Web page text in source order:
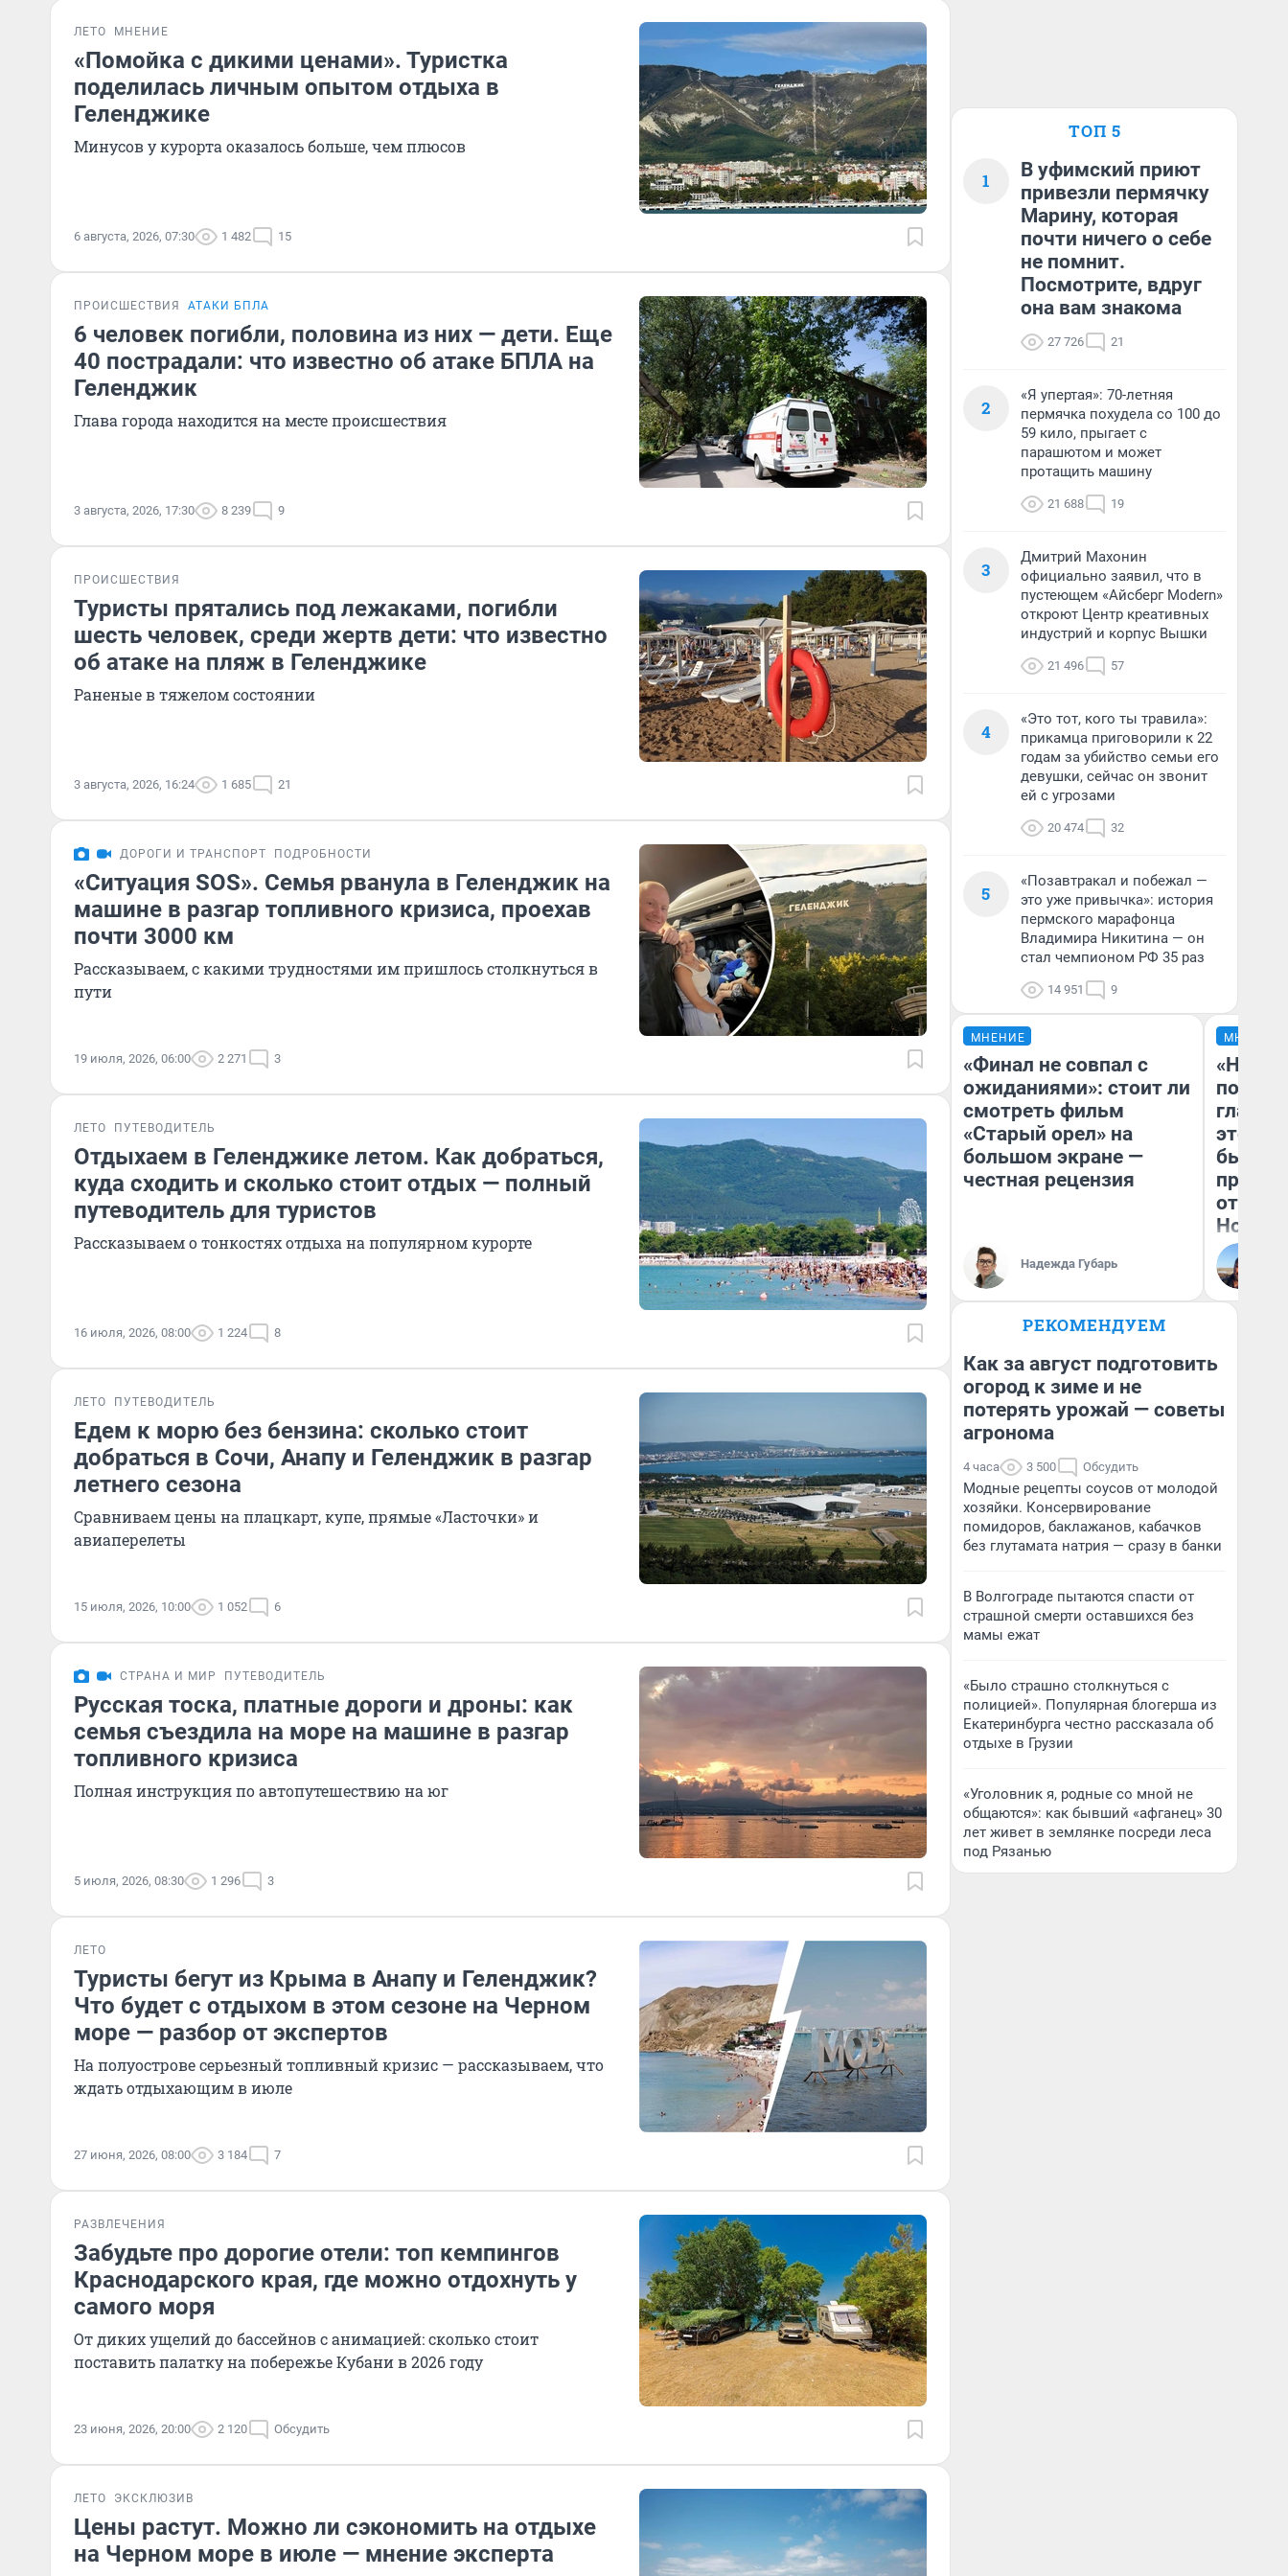
ЛЕТО МНЕНИЕ
«Помойка с дикими ценами». Туристка
поделилась личным опытом отдыха в
Геленджике
Минусов у курорта оказалось больше, чем плюсов
6 августа, 2026, 07:30 1 482 15
ПРОИСШЕСТВИЯ АТАКИ БПЛА
6 человек погибли, половина из них — дети. Еще
40 пострадали: что известно об атаке БПЛА на
Геленджик
Глава города находится на месте происшествия
3 августа, 2026, 17:30 8 239 9
ПРОИСШЕСТВИЯ
Туристы прятались под лежаками, погибли
шесть человек, среди жертв дети: что известно
об атаке на пляж в Геленджике
Раненые в тяжелом состоянии
3 августа, 2026, 16:24 1 685 21
ДОРОГИ И ТРАНСПОРТ ПОДРОБНОСТИ
«Ситуация SOS». Семья рванула в Геленджик на
машине в разгар топливного кризиса, проехав
почти 3000 км
Рассказываем, с какими трудностями им пришлось столкнуться в
пути
19 июля, 2026, 06:00 2 271 3
ЛЕТО ПУТЕВОДИТЕЛЬ
Отдыхаем в Геленджике летом. Как добраться,
куда сходить и сколько стоит отдых — полный
путеводитель для туристов
Рассказываем о тонкостях отдыха на популярном курорте
16 июля, 2026, 08:00 1 224 8
ЛЕТО ПУТЕВОДИТЕЛЬ
Едем к морю без бензина: сколько стоит
добраться в Сочи, Анапу и Геленджик в разгар
летнего сезона
Сравниваем цены на плацкарт, купе, прямые «Ласточки» и
авиаперелеты
15 июля, 2026, 10:00 1 052 6
СТРАНА И МИР ПУТЕВОДИТЕЛЬ
Русская тоска, платные дороги и дроны: как
семья съездила на море на машине в разгар
топливного кризиса
Полная инструкция по автопутешествию на юг
5 июля, 2026, 08:30 1 296 3
ЛЕТО
Туристы бегут из Крыма в Анапу и Геленджик?
Что будет с отдыхом в этом сезоне на Черном
море — разбор от экспертов
На полуострове серьезный топливный кризис — рассказываем, что
ждать отдыхающим в июле
27 июня, 2026, 08:00 3 184 7
РАЗВЛЕЧЕНИЯ
Забудьте про дорогие отели: топ кемпингов
Краснодарского края, где можно отдохнуть у
самого моря
От диких ущелий до бассейнов с анимацией: сколько стоит
поставить палатку на побережье Кубани в 2026 году
23 июня, 2026, 20:00 2 120 Обсудить
ЛЕТО ЭКСКЛЮЗИВ
Цены растут. Можно ли сэкономить на отдыхе
на Черном море в июле — мнение эксперта
ТОП 5
1
В уфимский приют
привезли пермячку
Марину, которая
почти ничего о себе
не помнит.
Посмотрите, вдруг
она вам знакома
27 726 21
2
«Я упертая»: 70-летняя
пермячка похудела со 100 до
59 кило, прыгает с
парашютом и может
протащить машину
21 688 19
3
Дмитрий Махонин
официально заявил, что в
пустеющем «Айсберг Modern»
откроют Центр креативных
индустрий и корпус Вышки
21 496 57
4
«Это тот, кого ты травила»:
прикамца приговорили к 22
годам за убийство семьи его
девушки, сейчас он звонит
ей с угрозами
20 474 32
5
«Позавтракал и побежал —
это уже привычка»: история
пермского марафонца
Владимира Никитина — он
стал чемпионом РФ 35 раз
14 951 9
МНЕНИЕ
«Финал не совпал с
ожиданиями»: стоит ли
смотреть фильм
«Старый орел» на
большом экране —
честная рецензия
Надежда Губарь
МНЕНИЕ
этого
бьет
отзыв
Нолана
РЕКОМЕНДУЕМ
Как за август подготовить
огород к зиме и не
потерять урожай — советы
агронома
4 часа 3 500 Обсудить
Модные рецепты соусов от молодой
хозяйки. Консервирование
помидоров, баклажанов, кабачков
без глутамата натрия — сразу в банки
В Волгограде пытаются спасти от
страшной смерти оставшихся без
мамы ежат
«Было страшно столкнуться с
полицией». Популярная блогерша из
Екатеринбурга честно рассказала об
отдыхе в Грузии
«Уголовник я, родные со мной не
общаются»: как бывший «афганец» 30
лет живет в землянке посреди леса
под Рязанью